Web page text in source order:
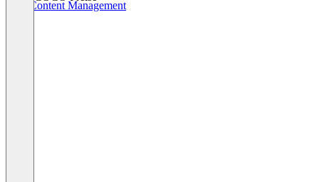
Web Content Management